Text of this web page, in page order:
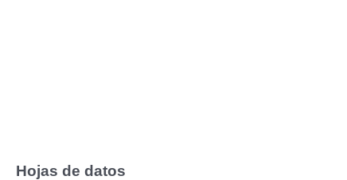
Hojas de datos